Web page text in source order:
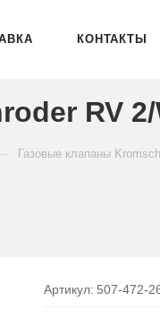
КОНТАКТЫ
RV 2/
Газовые клапаны
Артикул: 507-472-